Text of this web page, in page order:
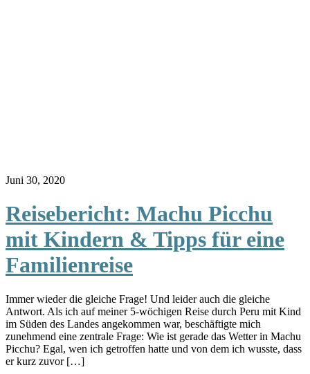
Juni 30, 2020
Reisebericht: Machu Picchu
mit Kindern & Tipps für eine
Familienreise
Immer wieder die gleiche Frage! Und leider auch die gleiche
Antwort. Als ich auf meiner 5-wöchigen Reise durch Peru mit Kind
im Süden des Landes angekommen war, beschäftigte mich
zunehmend eine zentrale Frage: Wie ist gerade das Wetter in Machu
Picchu? Egal, wen ich getroffen hatte und von dem ich wusste, dass
er kurz zuvor […]